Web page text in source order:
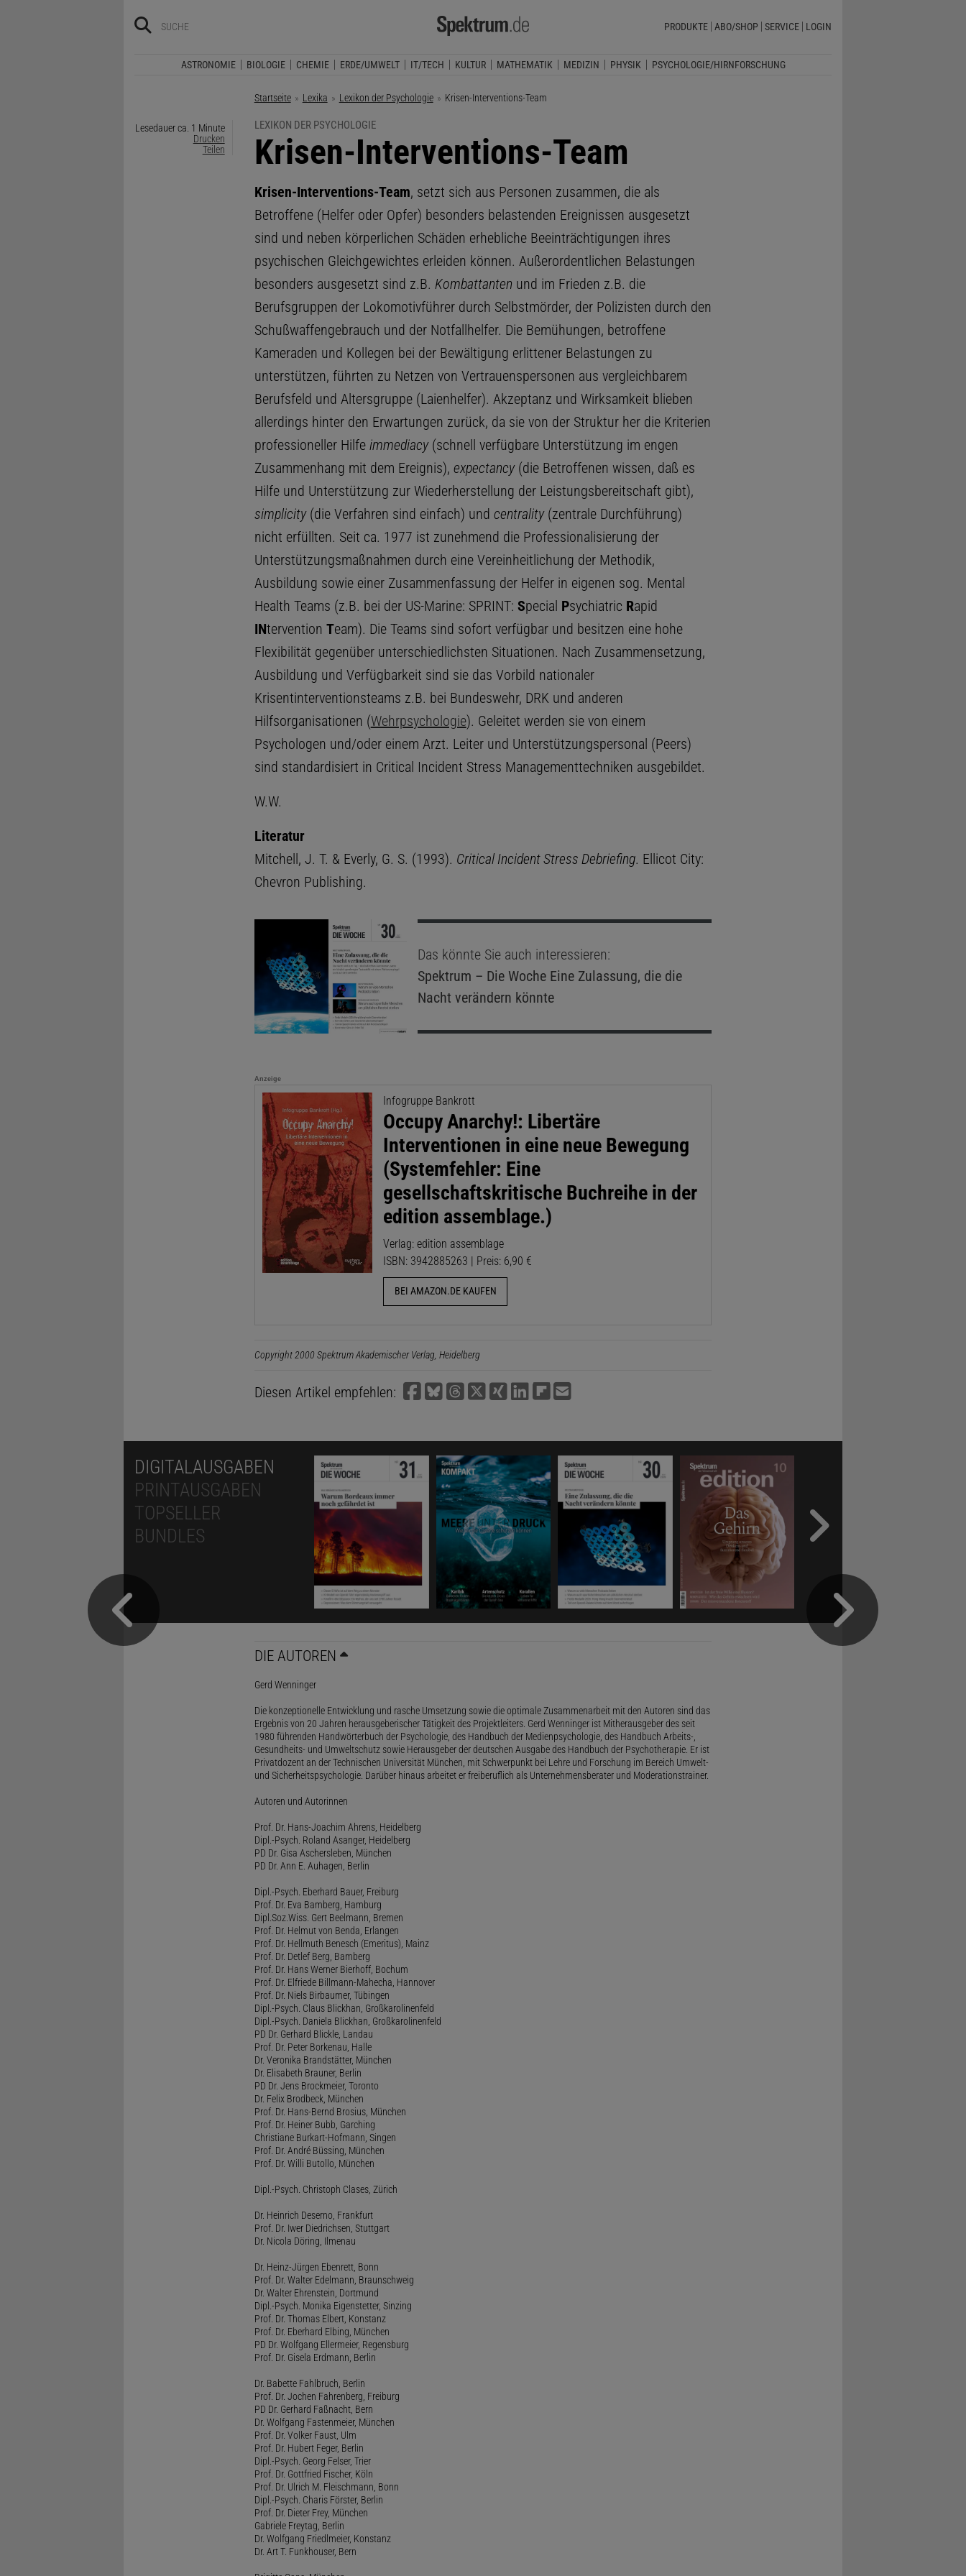
PRODUKTE ABO/SHOP SERVICE LOGIN
ASTRONOMIE BIOLOGIE CHEMIE ERDE/UMWELT IT/TECH KULTUR MATHEMATIK MEDIZIN PHYSIK PSYCHOLOGIE/HIRNFORSCHUNG
Startseite Lexika Lexikon der Psychologie Aktuelle Seite:
Krisen-Interventions-Team
Lesedauer ca. 1 Minute
Drucken
Teilen
LEXIKON DER PSYCHOLOGIE
:
Krisen-Interventions-Team
Krisen-Interventions-Team, setzt sich aus Personen zusammen, die als
Betroffene (Helfer oder Opfer) besonders belastenden Ereignissen ausgesetzt
sind und neben körperlichen Schäden erhebliche Beeinträchtigungen ihres
psychischen Gleichgewichtes erleiden können. Außerordentlichen Belastungen
besonders ausgesetzt sind z.B. Kombattanten und im Frieden z.B. die
Berufsgruppen der Lokomotivführer durch Selbstmörder, der Polizisten durch den
Schußwaffengebrauch und der Notfallhelfer. Die Bemühungen, betroffene
Kameraden und Kollegen bei der Bewältigung erlittener Belastungen zu
unterstützen, führten zu Netzen von Vertrauenspersonen aus vergleichbarem
Berufsfeld und Altersgruppe (Laienhelfer). Akzeptanz und Wirksamkeit blieben
allerdings hinter den Erwartungen zurück, da sie von der Struktur her die Kriterien
professioneller Hilfe immediacy(schnell verfügbare Unterstützung im engen
Zusammenhang mit dem Ereignis), expectancy(die Betroffenen wissen, daß es
Hilfe und Unterstützung zur Wiederherstellung der Leistungsbereitschaft gibt),
simplicity(die Verfahren sind einfach) und centrality(zentrale Durchführung)
nicht erfüllten. Seit ca. 1977 ist zunehmend die Professionalisierung der
Unterstützungsmaßnahmen durch eine Vereinheitlichung der Methodik,
Ausbildung sowie einer Zusammenfassung der Helfer in eigenen sog. Mental
Health Teams (z.B. bei der US-Marine: SPRINT: Special Psychiatric Rapid
INtervention Team). Die Teams sind sofort verfügbar und besitzen eine hohe
Flexibilität gegenüber unterschiedlichsten Situationen. Nach Zusammensetzung,
Ausbildung und Verfügbarkeit sind sie das Vorbild nationaler
Krisentinterventionsteams z.B. bei Bundeswehr, DRK und anderen
Hilfsorganisationen (Wehrpsychologie). Geleitet werden sie von einem
Psychologen und/oder einem Arzt. Leiter und Unterstützungspersonal (Peers)
sind standardisiert in Critical Incident Stress Managementtechniken ausgebildet.
W.W.
Literatur
Mitchell, J. T. & Everly, G. S. (1993). Critical Incident Stress Debriefing. Ellicot City:
Chevron Publishing.
Das könnte Sie auch interessieren:
Spektrum – Die WocheEine Zulassung, die die
Nacht verändern könnte
Anzeige
Infogruppe Bankrott
Occupy Anarchy!: Libertäre
Interventionen in eine neue Bewegung
(Systemfehler: Eine
gesellschaftskritische Buchreihe in der
edition assemblage.)
Verlag: edition assemblage
ISBN: 3942885263 | Preis: 6,90 €
BEI AMAZON.DE KAUFEN
Copyright 2000 Spektrum Akademischer Verlag, Heidelberg
Diesen Artikel empfehlen:
DIGITALAUSGABEN
PRINTAUSGABEN
TOPSELLER
BUNDLES
DIE AUTOREN
Gerd Wenninger
Die konzeptionelle Entwicklung und rasche Umsetzung sowie die optimale Zusammenarbeit mit den Autoren sind das
Ergebnis von 20 Jahren herausgeberischer Tätigkeit des Projektleiters. Gerd Wenninger ist Mitherausgeber des seit
1980 führenden Handwörterbuch der Psychologie, des Handbuch der Medienpsychologie, des Handbuch Arbeits-,
Gesundheits- und Umweltschutz sowie Herausgeber der deutschen Ausgabe des Handbuch der Psychotherapie. Er ist
Privatdozent an der Technischen Universität München, mit Schwerpunkt bei Lehre und Forschung im Bereich Umwelt-
und Sicherheitspsychologie. Darüber hinaus arbeitet er freiberuflich als Unternehmensberater und Moderationstrainer.
Autoren und Autorinnen
Prof. Dr. Hans-Joachim Ahrens, Heidelberg
Dipl.-Psych. Roland Asanger, Heidelberg
PD Dr. Gisa Aschersleben, München
PD Dr. Ann E. Auhagen, Berlin
Dipl.-Psych. Eberhard Bauer, Freiburg
Prof. Dr. Eva Bamberg, Hamburg
Dipl.Soz.Wiss. Gert Beelmann, Bremen
Prof. Dr. Helmut von Benda, Erlangen
Prof. Dr. Hellmuth Benesch (Emeritus), Mainz
Prof. Dr. Detlef Berg, Bamberg
Prof. Dr. Hans Werner Bierhoff, Bochum
Prof. Dr. Elfriede Billmann-Mahecha, Hannover
Prof. Dr. Niels Birbaumer, Tübingen
Dipl.-Psych. Claus Blickhan, Großkarolinenfeld
Dipl.-Psych. Daniela Blickhan, Großkarolinenfeld
PD Dr. Gerhard Blickle, Landau
Prof. Dr. Peter Borkenau, Halle
Dr. Veronika Brandstätter, München
Dr. Elisabeth Brauner, Berlin
PD Dr. Jens Brockmeier, Toronto
Dr. Felix Brodbeck, München
Prof. Dr. Hans-Bernd Brosius, München
Prof. Dr. Heiner Bubb, Garching
Christiane Burkart-Hofmann, Singen
Prof. Dr. André Büssing, München
Prof. Dr. Willi Butollo, München
Dipl.-Psych. Christoph Clases, Zürich
Dr. Heinrich Deserno, Frankfurt
Prof. Dr. Iwer Diedrichsen, Stuttgart
Dr. Nicola Döring, Ilmenau
Dr. Heinz-Jürgen Ebenrett, Bonn
Prof. Dr. Walter Edelmann, Braunschweig
Dr. Walter Ehrenstein, Dortmund
Dipl.-Psych. Monika Eigenstetter, Sinzing
Prof. Dr. Thomas Elbert, Konstanz
Prof. Dr. Eberhard Elbing, München
PD Dr. Wolfgang Ellermeier, Regensburg
Prof. Dr. Gisela Erdmann, Berlin
Dr. Babette Fahlbruch, Berlin
Prof. Dr. Jochen Fahrenberg, Freiburg
PD Dr. Gerhard Faßnacht, Bern
Dr. Wolfgang Fastenmeier, München
Prof. Dr. Volker Faust, Ulm
Prof. Dr. Hubert Feger, Berlin
Dipl.-Psych. Georg Felser, Trier
Prof. Dr. Gottfried Fischer, Köln
Prof. Dr. Ulrich M. Fleischmann, Bonn
Dipl.-Psych. Charis Förster, Berlin
Prof. Dr. Dieter Frey, München
Gabriele Freytag, Berlin
Dr. Wolfgang Friedlmeier, Konstanz
Dr. Art T. Funkhouser, Bern